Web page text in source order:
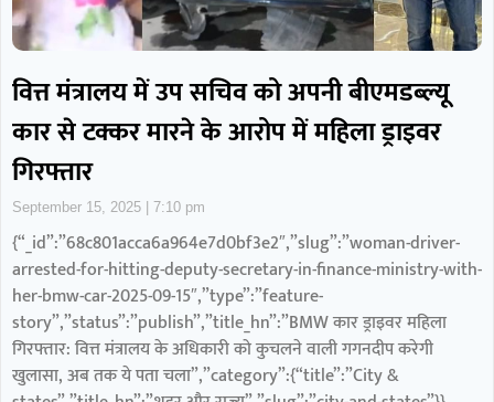
वित्त मंत्रालय में उप सचिव को अपनी बीएमडब्ल्यू
कार से टक्कर मारने के आरोप में महिला ड्राइवर
गिरफ्तार
September 15, 2025 7:10 pm
{“_id”:”68c801acca6a964e7d0bf3e2″,”slug”:”woman-driver-
arrested-for-hitting-deputy-secretary-in-finance-ministry-with-
her-bmw-car-2025-09-15″,”type”:”feature-
story”,”status”:”publish”,”title_hn”:”BMW कार ड्राइवर महिला
गिरफ्तार: वित्त मंत्रालय के अधिकारी को कुचलने वाली गगनदीप करेगी
खुलासा, अब तक ये पता चला”,”category”:{“title”:”City &